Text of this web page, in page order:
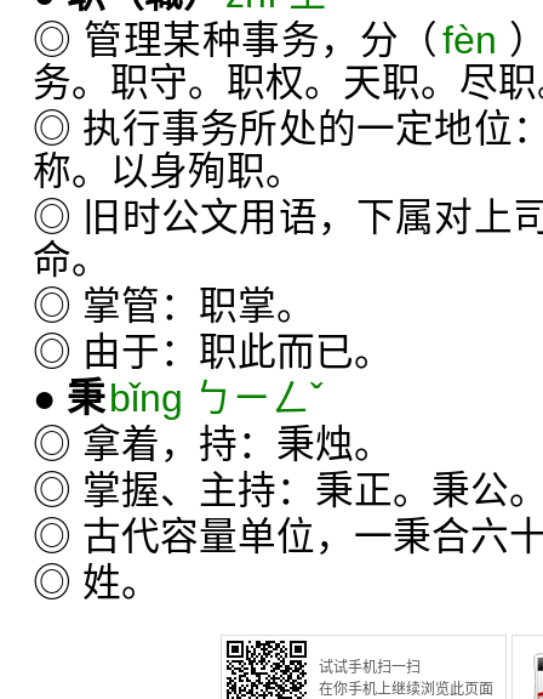
◎ 管理某种事务，分（fèn
务。职守。职权。天职。尽
◎ 执行事务所处的一定地位
称。以身殉职。
◎ 旧时公文用语，下属对上
命。
◎ 掌管：职掌。
◎ 由于：职此而已。
● 秉bǐng ㄅㄧㄥˇ
◎ 拿着，持：秉烛。
◎ 掌握、主持：秉正。秉公
◎ 古代容量单位，一秉合六
◎ 姓。
试试手机扫一扫
在你手机上继续浏览此页面